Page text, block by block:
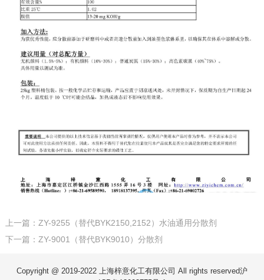
上一篇：ZY-9255（替代BYK2150,2152）水油通用分散剂
下一篇：ZY-9001（替代BYK9010）分散剂
Copyright @ 2019-2022 上海梓意化工有限公司 All rights reserved沪